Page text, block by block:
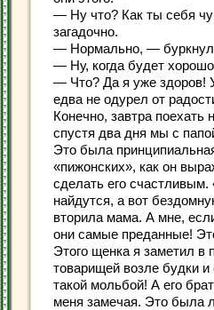
— Ну что? Как ты себя
загадочно.
— Нормально, — буркнул
— Ну, когда будет
— Что? Да я уже здоров!
едва не одурел от
Конечно, завтра
спустя два дня мы с
Это была
«пижонских», как он
сделать его счастливым.
найдутся, а вот
вторила мама. А мне,
они самые преданные!
Этого щенка я заметил в
товарищей возле будки и
такой мольбой! А его
меня замечая. Это была